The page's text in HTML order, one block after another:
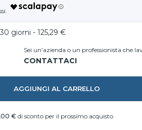
giorni - 125,29 €
Sei un'azienda o un professionista che
AGGIUNGI AL CARRELLO
€ di sconto per il prossimo acquisto